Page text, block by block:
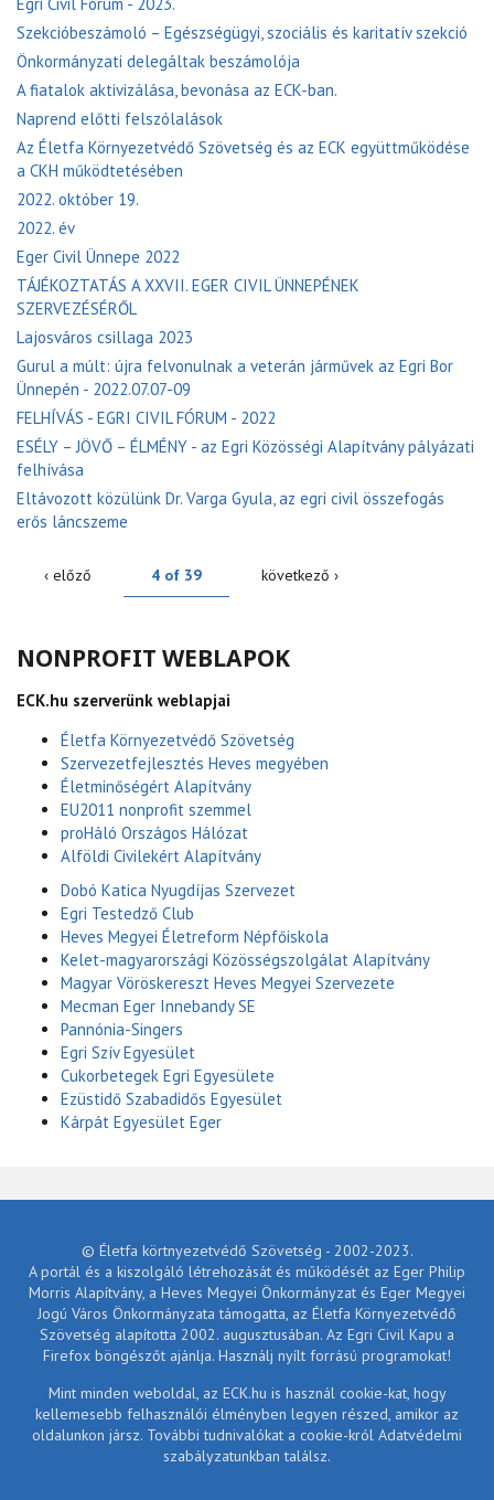
Egri Civil Fórum - 2023.
Szekcióbeszámoló – Egészségügyi, szociális és karitatív szekció
Önkormányzati delegáltak beszámolója
A fiatalok aktivizálása, bevonása az ECK-ban.
Naprend előtti felszólalások
Az Életfa Környezetvédő Szövetség és az ECK együttműködése
a CKH működtetésében
2022. október 19.
2022. év
Eger Civil Ünnepe 2022
TÁJÉKOZTATÁS A XXVII. EGER CIVIL ÜNNEPÉNEK
SZERVEZÉSÉRŐL
Lajosváros csillaga 2023
Gurul a múlt: újra felvonulnak a veterán járművek az Egri Bor
Ünnepén - 2022.07.07-09
FELHÍVÁS - EGRI CIVIL FÓRUM - 2022
ESÉLY – JÖVŐ – ÉLMÉNY - az Egri Közösségi Alapítvány pályázati
felhívása
Eltávozott közülünk Dr. Varga Gyula, az egri civil összefogás
erős láncszeme
‹ előző 4 of 39 következő ›
NONPROFIT WEBLAPOK
ECK.hu szerverünk weblapjai
Életfa Környezetvédő Szövetség
Szervezetfejlesztés Heves megyében
Életminőségért Alapítvány
EU2011 nonprofit szemmel
proHáló Országos Hálózat
Alföldi Civilekért Alapítvány
Dobó Katica Nyugdíjas Szervezet
Egri Testedző Club
Heves Megyei Életreform Népfőiskola
Kelet-magyarországi Közösségszolgálat Alapítvány
Magyar Vöröskereszt Heves Megyei Szervezete
Mecman Eger Innebandy SE
Pannónia-Singers
Egri Szív Egyesület
Cukorbetegek Egri Egyesülete
Ezüstidő Szabadidős Egyesület
Kárpát Egyesület Eger
© Életfa körtnyezetvédő Szövetség - 2002-2023.
A portál és a kiszolgáló létrehozását és működését az Eger Philip
Morris Alapítvány, a Heves Megyei Önkormányzat és Eger Megyei
Jogú Város Önkormányzata támogatta, az Életfa Környezetvédő
Szövetség alapította 2002. augusztusában. Az Egri Civil Kapu a
Firefox böngészőt ajánlja. Használj nyílt forrású programokat!
Mint minden weboldal, az ECK.hu is használ cookie-kat, hogy
kellemesebb felhasználói élményben legyen részed, amikor az
oldalunkon jársz. További tudnivalókat a cookie-król Adatvédelmi
szabályzatunkban találsz.